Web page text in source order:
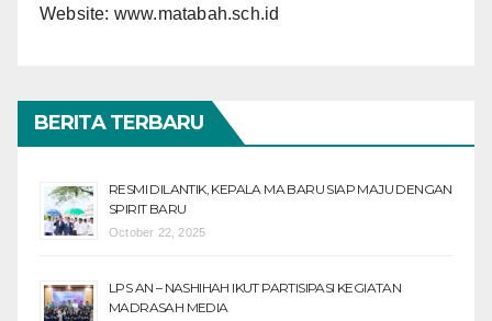
Website: www.matabah.sch.id
BERITA TERBARU
RESMI DILANTIK, KEPALA MA BARU SIAP MAJU DENGAN
SPIRIT BARU
October 22, 2025
LPS AN – NASHIHAH IKUT PARTISIPASI KEGIATAN
MADRASAH MEDIA